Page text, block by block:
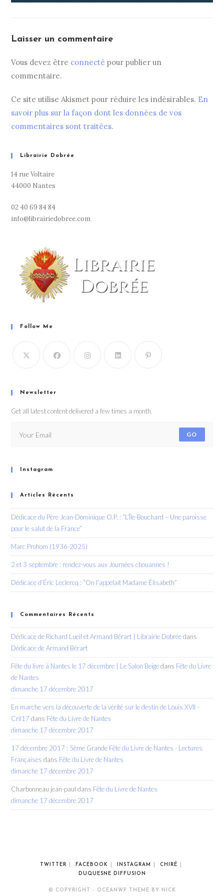
Laisser un commentaire
Vous devez être connecté pour publier un
commentaire.
Ce site utilise Akismet pour réduire les indésirables. En
savoir plus sur la façon dont les données de vos
commentaires sont traitées.
Librairie Dobrée
14 rue Voltaire
44000 Nantes
02 40 69 84 84
info@librairiedobree.com
Follow Me
Newsletter
Get all latest content delivered a few times a month.
GO
Instagram
Articles Récents
Dédicace du Père Jean-Dominique O.P. : “L’Île-Bouchard – Une paroisse
pour le salut de la France”
Marc Prohom (1936-2025)
2 et 3 septembre : rendez-vous aux Journées chouannes !
Dédicace d’Éric Leclercq : “On l’appelait Madame Élisabeth”
Commentaires Récents
Dédicace de Richard Lueil et Armand Bérart | Librairie Dobréedans
Dédicace de Armand Bérart
Fête du livre à Nantes le 17 décembre | Le Salon Beigedans Fête du Livre
de Nantes
dimanche 17 décembre 2017
En marche vers la découverte de la vérité sur le destin de Louis XVII -
Cril17 dans Fête du Livre de Nantes
dimanche 17 décembre 2017
17 décembre 2017 : 5ème Grande Fête du Livre de Nantes - Lectures
Françaises dans Fête du Livre de Nantes
dimanche 17 décembre 2017
Charbonneau jean-paul dans Fête du Livre de Nantes
dimanche 17 décembre 2017
TWITTER FACEBOOK INSTAGRAM
CHIRÉ
DUQUESNE DIFFUSION
© COPYRIGHT - OCEANWP THEME BY NICK